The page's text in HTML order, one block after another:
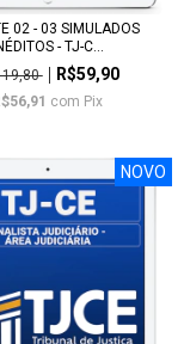
02 - 03 SIMULADOS
- TJ-C...
R$59,90
com Pix
NOVO